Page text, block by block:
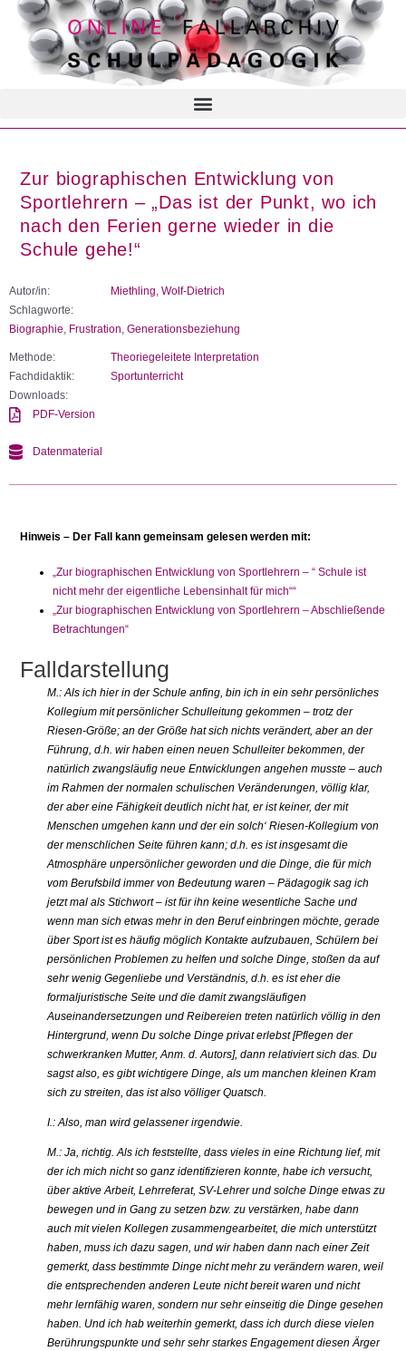
Zur biographischen Entwicklung von
Sportlehrern – „Das ist der Punkt, wo ich
nach den Ferien gerne wieder in die
Schule gehe!“
Autor/in:
Miethling, Wolf-Dietrich
Schlagworte:
Biographie Frustration Generationsbeziehung
Methode:
Theoriegeleitete Interpretation
Fachdidaktik:
Sportunterricht
Downloads:
PDF-Version
Datenmaterial
Hinweis – Der Fall kann gemeinsam gelesen werden mit:
„Zur biographischen Entwicklung von Sportlehrern – “ Schule ist
nicht mehr der eigentliche Lebensinhalt für mich““
„Zur biographischen Entwicklung von Sportlehrern – Abschließende
Betrachtungen“
Falldarstellung
M.: Als ich hier in der Schule anfing, bin ich in ein sehr persönliches
Kollegium mit persönlicher Schulleitung gekommen – trotz der
Riesen-Größe; an der Größe hat sich nichts verändert, aber an der
Führung, d.h. wir haben einen neuen Schulleiter bekommen, der
natürlich zwangsläufig neue Entwicklungen angehen musste – auch
im Rahmen der normalen schulischen Veränderungen, völlig klar,
der aber eine Fähigkeit deutlich nicht hat, er ist keiner, der mit
Menschen umgehen kann und der ein solch‘ Riesen-Kollegium von
der menschlichen Seite führen kann; d.h. es ist insgesamt die
Atmosphäre unpersönlicher geworden und die Dinge, die für mich
vom Berufsbild immer von Bedeutung waren – Pädagogik sag ich
jetzt mal als Stichwort – ist für ihn keine wesentliche Sache und
wenn man sich etwas mehr in den Beruf einbringen möchte, gerade
über Sport ist es häufig möglich Kontakte aufzubauen, Schülern bei
persönlichen Problemen zu helfen und solche Dinge, stoßen da auf
sehr wenig Gegenliebe und Verständnis, d.h. es ist eher die
formaljuristische Seite und die damit zwangsläufigen
Auseinandersetzungen und Reibereien treten natürlich völlig in den
Hintergrund, wenn Du solche Dinge privat erlebst [Pflegen der
schwerkranken Mutter, Anm. d. Autors], dann relativiert sich das. Du
sagst also, es gibt wichtigere Dinge, als um manchen kleinen Kram
sich zu streiten, das ist also völliger Quatsch.
I.: Also, man wird gelassener irgendwie.
M.: Ja, richtig. Als ich feststellte, dass vieles in eine Richtung lief, mit
der ich mich nicht so ganz identifizieren konnte, habe ich versucht,
über aktive Arbeit, Lehrreferat, SV-Lehrer und solche Dinge etwas zu
bewegen und in Gang zu setzen bzw. zu verstärken, habe dann
auch mit vielen Kollegen zusammengearbeitet, die mich unterstützt
haben, muss ich dazu sagen, und wir haben dann nach einer Zeit
gemerkt, dass bestimmte Dinge nicht mehr zu verändern waren, weil
die entsprechenden anderen Leute nicht bereit waren und nicht
mehr lernfähig waren, sondern nur sehr einseitig die Dinge gesehen
haben. Und ich hab weiterhin gemerkt, dass ich durch diese vielen
Berührungspunkte und sehr sehr starkes Engagement diesen Ärger